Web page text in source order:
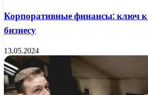
Корпоративные финансы: ключ
бизнесу
13.05.2024